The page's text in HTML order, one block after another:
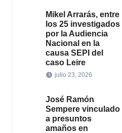
Mikel Arrarás, entre
los 25 investigados
por la Audiencia
Nacional en la
causa SEPI del
caso Leire
julio 23, 2026
José Ramón
Sempere vinculado
a presuntos
amaños en